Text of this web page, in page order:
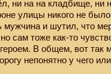
ни на на кладбище, ни
улицы никого не
мужчина и шутил, что
сам тоже как-то
В общем, вот так
непонятно у чего или